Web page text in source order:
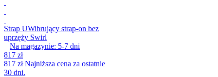
Strap UWibrujący strap-on bez
uprzęży Swirl
Na magazynie: 5-7 dni
817 zł
817 złNajniższa cena za ostatnie
30 dni.